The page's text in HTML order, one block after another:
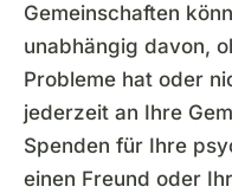
Gemeinschaften
unabhängig davon,
Probleme hat oder
jederzeit an Ihre
Spenden für Ihre
einen Freund oder